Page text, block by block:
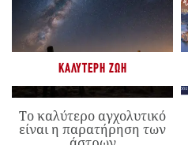
ΚΑΛΎΤΕΡΗ ΖΩΉ
Το καλύτερο αγχολυτικό
είναι η παρατήρηση των